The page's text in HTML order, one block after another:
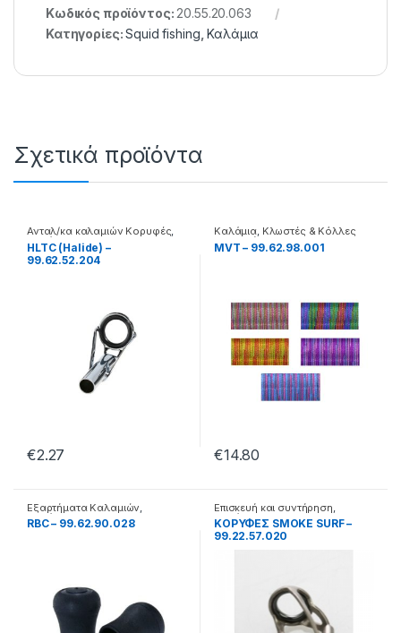
Κωδικός προϊόντος: 20.55.20.063
Κατηγορίες:Squid fishing ,Καλάμια
Σχετικά προϊόντα
Ανταλ/κα καλαμιών Κορυφές
Καλάμια
HLTC (Halide) –
99.62.52.204
€2.27
Καλάμια Κλωστές & Κόλλες
Επισκευής
MVT – 99.62.98.001
€14.80
Εξαρτήματα Καλαμιών
Καλάμια
RBC – 99.62.90.028
Επισκευή και συντήρηση
Καλάμια
ΚΟΡΥΦΕΣ SMOKE SURF –
99.22.57.020